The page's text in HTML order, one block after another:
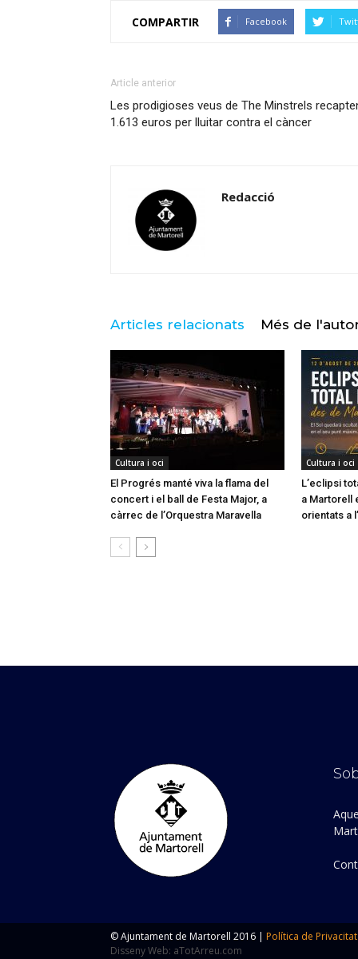
COMPARTIR Facebook
Article anterior
Les prodigioses veus de The Minstrels
1.613 euros per lluitar contra el càncer
Redacció
Articles relacionats Més de
Cultura i oci
El Progrés manté viva la flama del
concert i el ball de Festa Major, a
càrrec de l’Orquestra Maravella
Cultura i oci
L’eclipsi
a Martorell
orientats a
© Ajuntament de Martorell 2016 | Política de Privacitat
Disseny Web: aTotArreu.com